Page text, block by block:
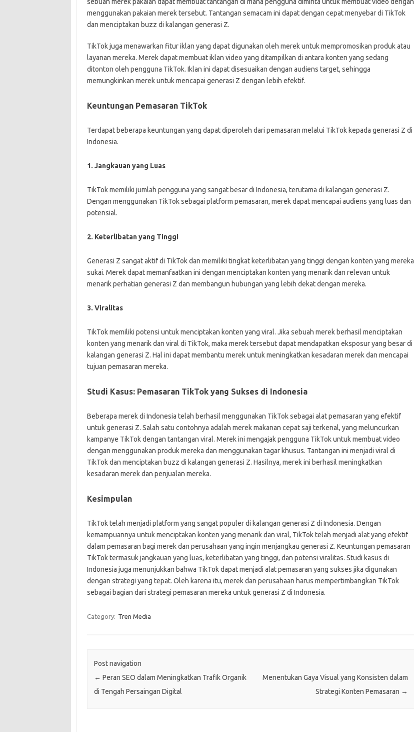
menggunakan pakaian merek tersebut. Tantangan semacam ini dapat dengan cepat menyebar di TikTok
dan menciptakan buzz di kalangan generasi Z.
TikTok juga menawarkan fitur iklan yang dapat digunakan oleh merek untuk mempromosikan produk atau
layanan mereka. Merek dapat membuat iklan video yang ditampilkan di antara konten yang sedang
ditonton oleh pengguna TikTok. Iklan ini dapat disesuaikan dengan audiens target, sehingga
memungkinkan merek untuk mencapai generasi Z dengan lebih efektif.
Keuntungan Pemasaran TikTok
Terdapat beberapa keuntungan yang dapat diperoleh dari pemasaran melalui TikTok kepada generasi Z di
Indonesia.
1. Jangkauan yang Luas
TikTok memiliki jumlah pengguna yang sangat besar di Indonesia, terutama di kalangan generasi Z.
Dengan menggunakan TikTok sebagai platform pemasaran, merek dapat mencapai audiens yang luas dan
potensial.
2. Keterlibatan yang Tinggi
Generasi Z sangat aktif di TikTok dan memiliki tingkat keterlibatan yang tinggi dengan konten yang mereka
sukai. Merek dapat memanfaatkan ini dengan menciptakan konten yang menarik dan relevan untuk
menarik perhatian generasi Z dan membangun hubungan yang lebih dekat dengan mereka.
3. Viralitas
TikTok memiliki potensi untuk menciptakan konten yang viral. Jika sebuah merek berhasil menciptakan
konten yang menarik dan viral di TikTok, maka merek tersebut dapat mendapatkan eksposur yang besar di
kalangan generasi Z. Hal ini dapat membantu merek untuk meningkatkan kesadaran merek dan mencapai
tujuan pemasaran mereka.
Studi Kasus: Pemasaran TikTok yang Sukses di Indonesia
Beberapa merek di Indonesia telah berhasil menggunakan TikTok sebagai alat pemasaran yang efektif
untuk generasi Z. Salah satu contohnya adalah merek makanan cepat saji terkenal, yang meluncurkan
kampanye TikTok dengan tantangan viral. Merek ini mengajak pengguna TikTok untuk membuat video
dengan menggunakan produk mereka dan menggunakan tagar khusus. Tantangan ini menjadi viral di
TikTok dan menciptakan buzz di kalangan generasi Z. Hasilnya, merek ini berhasil meningkatkan
kesadaran merek dan penjualan mereka.
Kesimpulan
TikTok telah menjadi platform yang sangat populer di kalangan generasi Z di Indonesia. Dengan
kemampuannya untuk menciptakan konten yang menarik dan viral, TikTok telah menjadi alat yang efektif
dalam pemasaran bagi merek dan perusahaan yang ingin menjangkau generasi Z. Keuntungan pemasaran
TikTok termasuk jangkauan yang luas, keterlibatan yang tinggi, dan potensi viralitas. Studi kasus di
Indonesia juga menunjukkan bahwa TikTok dapat menjadi alat pemasaran yang sukses jika digunakan
dengan strategi yang tepat. Oleh karena itu, merek dan perusahaan harus mempertimbangkan TikTok
sebagai bagian dari strategi pemasaran mereka untuk generasi Z di Indonesia.
Category: Tren Media
Post navigation
← Peran SEO dalam Meningkatkan Trafik Organik
di Tengah Persaingan Digital
Menentukan Gaya Visual yang Konsisten dalam
Strategi Konten Pemasaran →